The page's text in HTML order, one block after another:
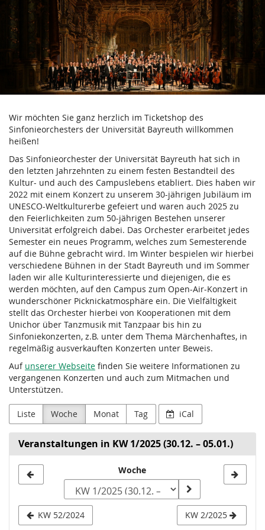
Zum
Haupt-
Inhalt
springen
Verein
der
Freunde
und
Förderer
des
Sinfonieorchesters
der
Universität
Bayreuth
e.V.
Wir möchten Sie ganz herzlich im Ticketshop des
Sinfonieorchesters der Universität Bayreuth willkommen
heißen!
Das Sinfonieorchester der Universität Bayreuth hat sich in
den letzten Jahrzehnten zu einem festen Bestandteil des
Kultur- und auch des Campuslebens etabliert. Dies haben wir
2022 mit einem Konzert zu unserem 30-jährigen Jubiläum im
UNESCO-Weltkulturerbe gefeiert und waren auch 2025 zu
den Feierlichkeiten zum 50-jährigen Bestehen unserer
Universität erfolgreich dabei. Das Orchester erarbeitet jedes
Semester ein neues Programm, welches zum Semesterende
auf die Bühne gebracht wird. Im Winter bespielen wir hierbei
verschiedene Bühnen in der Stadt Bayreuth und im Sommer
laden wir alle Kulturinteressierte und diejenigen, die es
werden möchten, auf den Campus zum Open-Air-Konzert in
wunderschöner Picknickatmosphäre ein. Die Vielfältigkeit
stellt das Orchester hierbei von Kooperationen mit dem
Unichor über Tanzmusik mit Tanzpaar bis hin zu
Sinfoniekonzerten, z.B. unter dem Thema Märchenhaftes, in
regelmäßig ausverkauften Konzerten unter Beweis.
Auf unserer Webseite finden Sie weitere Informationen zu
vergangenen Konzerten und auch zum Mitmachen und
Unterstützen.
Liste Woche Monat Tag iCal
Veranstaltungen in KW 1/2025 (30.12. – 05.01.)
zur
Anzeige
auswählen
Woche
KW 52/2024 KW 2/2025